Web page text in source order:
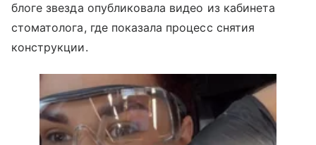
блоге звезда опубликовала видео из кабинета
стоматолога, где показала процесс снятия
конструкции.